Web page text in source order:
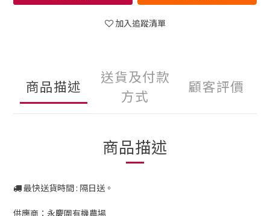
加入追蹤清單
商品描述
送貨及付款
方式
顧客評價
商品描述
最快送貨時間 : 隔日送。
供應商：永慶圍有機農場